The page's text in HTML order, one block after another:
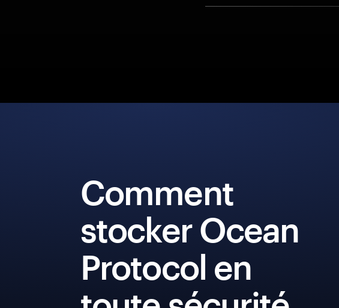
Comment
stocker Ocean
Protocol en